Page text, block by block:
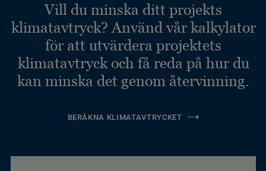
Vill du minska ditt projekts
klimatavtryck? Använd vår kalkylator
för att utvärdera projektets
klimatavtryck och få reda på hur du
kan minska det genom återvinning.
BERÄKNA KLIMATAVTRYCKET